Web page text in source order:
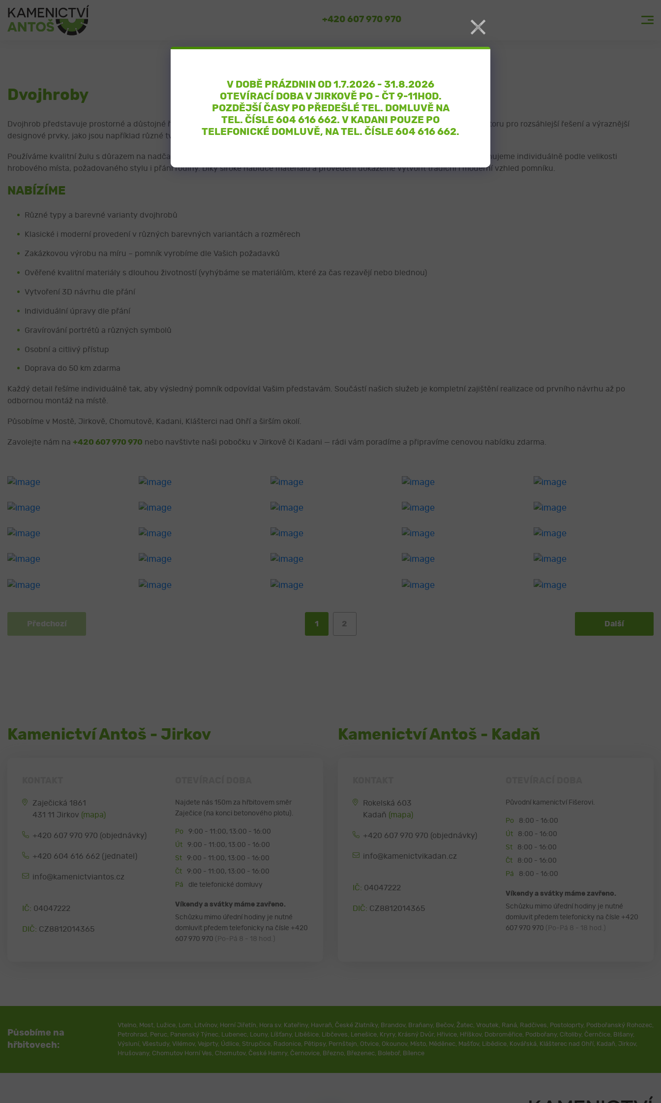
+420 607 970 970
Dvojhroby
Dvojhrob představuje prostorné a důstojné řešení hrobového místa určené pro uložení dvou osob, poskytuje zároveň dostatek prostoru pro rozsáhlejší řešení a výraznější
designové prvky, jako jsou například různé tvary nápisových desek, způsoby zakrytí a mnoho dalšího.
Používáme kvalitní žulu s důrazem na nadčasový vzhled, pevnost konstrukce a precizní kamenické zpracování. Každý pomník navrhujeme individuálně podle velikosti
hrobového místa, požadovaného stylu i přání rodiny. Díky široké nabídce materiálů a provedení dokážeme vytvořit tradiční i moderní vzhled pomníku.
NABÍZÍME
Různé typy a barevné varianty dvojhrobů
Klasické i moderní provedení v různých barevných variantách a rozměrech
Zakázkovou výrobu na míru – pomník vyrobíme dle Vašich požadavků
Ověřené kvalitní materiály s dlouhou životností (vyhýbáme se materiálům, které za čas rezavějí nebo blednou)
Vytvoření 3D návrhu dle přání
Individuální úpravy dle přání
Gravírování portrétů a různých symbolů
Osobní a citlivý přístup
Doprava do 50 km zdarma
Každý detail řešíme individuálně tak, aby výsledný pomník odpovídal Vašim představám. Součástí našich služeb je kompletní zajištění realizace od prvního návrhu až po
odbornou montáž na místě.
Působíme v Mostě, Jirkově, Chomutově, Kadani, Klášterci nad Ohří a širším okolí.
Zavolejte nám na +420 607 970 970 nebo navštivte naši pobočku v Jirkově či Kadani — rádi vám poradíme a připravíme cenovou nabídku zdarma.
Předchozí 1(aktuální)
2 Další
Kamenictví Antoš - Jirkov
Zaječická 1861
431 11 Jirkov (mapa)
+420 607 970 970 (objednávky)
+420 604 616 662 (jednatel)
info@kamenictviantos.cz
IČ: 04047222
DIČ: CZ8812014365
Najdete nás 150m za hřbitovem směr
Zaječice (na konci betonového plotu).
Po
9:00 - 11:00, 13:00 - 16:00
Út
9:00 - 11:00, 13:00 - 16:00
St
9:00 - 11:00, 13:00 - 16:00
Čt
9:00 - 11:00, 13:00 - 16:00
Pá
dle telefonické domluvy
Víkendy a svátky máme zavřeno.
Schůzku mimo úřední hodiny je nutné
domluvit předem telefonicky na čísle +420
607 970 970
(Po-Pá 8 - 18 hod.)
Kamenictví Antoš - Kadaň
Rokelská 603
Kadaň (mapa)
+420 607 970 970 (objednávky)
info@kamenictvikadan.cz
IČ: 04047222
DIČ: CZ8812014365
Původní kamenictví Fišerovi.
Po
8:00 - 16:00
Út
8:00 - 16:00
St
8:00 - 16:00
Čt
8:00 - 16:00
Pá
8:00 - 16:00
Víkendy a svátky máme zavřeno.
Schůzku mimo úřední hodiny je nutné
domluvit předem telefonicky na čísle +420
607 970 970
(Po-Pá 8 - 18 hod.)
Působíme na
hřbitovech:
Vtelno, Most, Lužice, Lom, Litvínov, Horní Jiřetín, Hora sv. Kateřiny, Havraň, České Zlatníky, Brandov, Braňany, Bečov, Žatec, Vroutek, Raná, Radčives, Postoloprty, Podbořanský Rohozec,
Petrohrad , Peruc, Panenský Týnec, Lubenec, Louny, Líšťany, Liběšice, Libčeves, Lenešice, Kryry, Krásný Dvůr, Hřivice, Hříškov, Dobroměřice, Podbořany, Cítoliby, Černčice, Blšany,
Výsluní, Všestudy, Vilémov, Vejprty, Údlice, Strupčice, Radonice, Pětipsy, Pernštejn, Otvice, Okounov, Místo, Měděnec, Mašťov, Libědice, Kovářská, Klášterec nad Ohří, Kadaň, Jirkov,
Hrušovany, Chomutov Horní Ves, Chomutov, České Hamry, Černovice, Březno, Březenec, Boleboř, Bílence
×
V DOBĚ PRÁZDNIN OD 1.7.2026 - 31.8.2026
OTEVÍRACÍ DOBA V JIRKOVĚ PO - ČT 9-11HOD.
POZDĚJŠÍ ČASY PO PŘEDEŠLÉ TEL. DOMLUVĚ NA
TEL. ČÍSLE 604 616 662. V KADANI POUZE PO
TELEFONICKÉ DOMLUVĚ, NA TEL. ČÍSLE 604 616 662.